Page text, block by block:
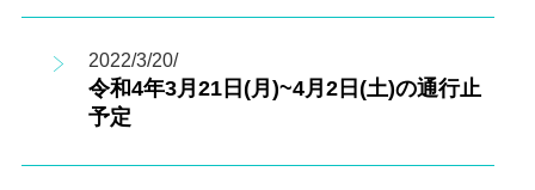
2022/3/20/
令和4年3月21日(月)~4月2日(土)の通行止
予定